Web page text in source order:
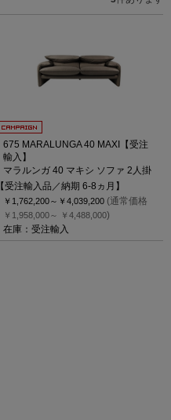
675 MARALUNGA 40 MAXI【受注
輸入】
マラルンガ 40 マキシ ソファ 2人掛
【受注輸入品／納期 6-8ヵ月】
￥1,762,200～ ￥4,039,200 (通常価格
￥1,958,000～ ￥4,488,000)
在庫：受注輸入